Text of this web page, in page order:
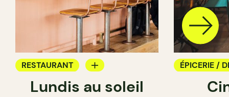
RESTAURANT
BAR À VIN
Lundis au soleil
ÉPICERIE /
COMPTOIR